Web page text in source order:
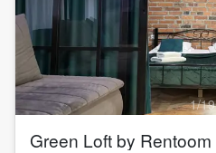
1/19
Green Loft by Rentoom